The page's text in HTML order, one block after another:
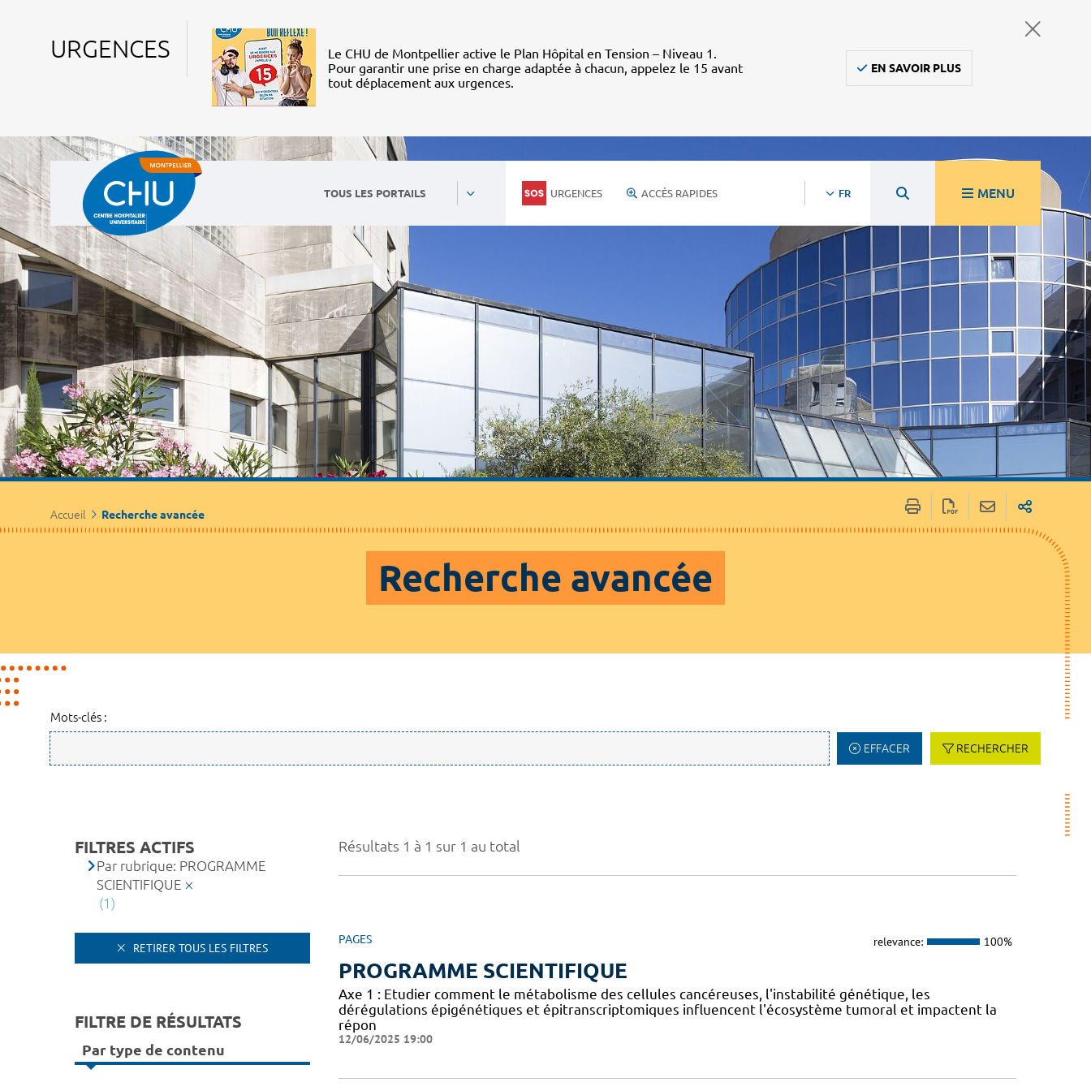
URGENCES
Le CHU de Montpellier active le Plan Hôpital en Tension – Niveau 1.
Pour garantir une prise en charge adaptée à chacun, appelez le 15 avant
tout déplacement aux urgences.
EN SAVOIR PLUS
TOUS LES PORTAILS URGENCES ACCÈS RAPIDES FR MENU
Accueil Recherche avancée
Recherche avancée
Mots-clés :
EFFACER RECHERCHER
Résultats 1 à 1 sur 1 au total
PAGES relevance: 100%
PROGRAMME SCIENTIFIQUE
Axe 1 : Etudier comment le métabolisme des cellules cancéreuses, l'instabilité génétique, les
dérégulations épigénétiques et épitranscriptomiques influencent l'écosystème tumoral et impactent la
répon
12/06/2025 19:00
FILTRES ACTIFS
Par rubrique: PROGRAMME
SCIENTIFIQUE
(1)
RETIRER TOUS LES FILTRES
FILTRE DE RÉSULTATS
Par type de contenu